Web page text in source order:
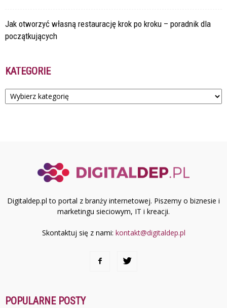
Jak otworzyć własną restaurację krok po kroku – poradnik dla
początkujących
KATEGORIE
Kategorie
Digitaldep.pl to portal z branży internetowej. Piszemy o biznesie i
marketingu sieciowym, IT i kreacji.
Skontaktuj się z nami: kontakt@digitaldep.pl
POPULARNE POSTY